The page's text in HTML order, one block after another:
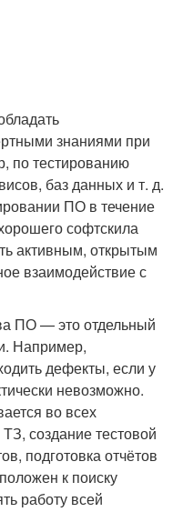
знаниями при
по тестированию
баз данных и т. д.
ПО в течение
софтскила
активным, открытым
взаимодействие с
ПО — это отдельный
Например,
дефекты, если у
невозможно.
во всех
создание тестовой
подготовка отчётов
к поиску
работу всей